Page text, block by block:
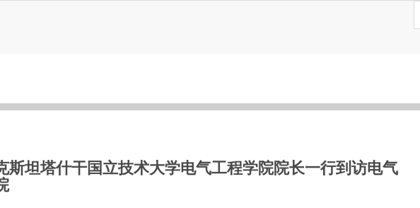
斯坦塔什干国立技术大学电气工程学院院长一行到访电气